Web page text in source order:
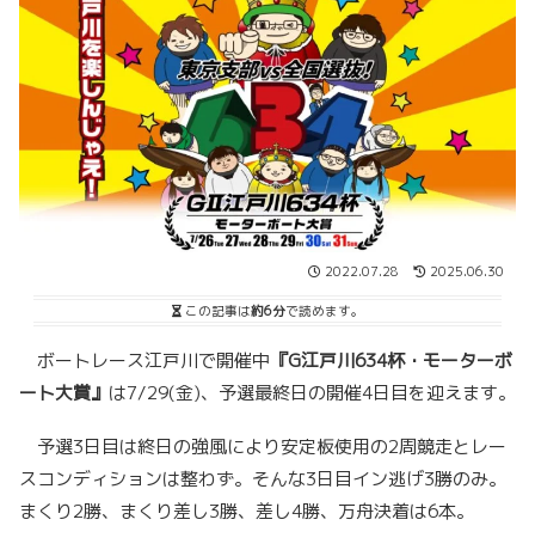
2022.07.28 2025.06.30
この記事は約6分で読めます。
ボートレース江戸川で開催中 『G江戸川634杯・モーターボ
ート大賞』 は7/29(金)、予選最終日の開催4日目を迎えます。
予選3日目は終日の強風により安定板使用の2周競走とレー
スコンディションは整わず。そんな3日目イン逃げ3勝のみ。
まくり2勝、まくり差し3勝、差し4勝、万舟決着は6本。